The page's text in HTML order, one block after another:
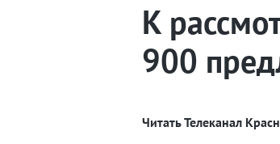
К
900
Читать Телеканал